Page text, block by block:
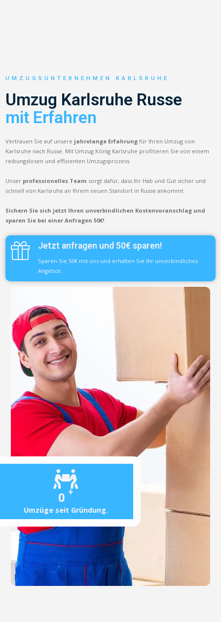
0 +
Umzüge seit Gründung.
UMZUGSUNTERNEHMEN KARLSRUHE
Umzug Karlsruhe Russe
mit Erfahren
Vertrauen Sie auf unsere jahrelange Erfahrung für Ihren Umzug von
Karlsruhe nach Russe. Mit Umzug König Karlsruhe profitieren Sie von einem
reibungslosen und effizienten Umzugsprozess.
Unser professionelles Team sorgt dafür, dass Ihr Hab und Gut sicher und
schnell von Karlsruhe an Ihrem neuen Standort in Russe ankommt.
Sichern Sie sich jetzt Ihren unverbindlichen Kostenvoranschlag und
sparen Sie bei einer Anfragen 50€!
Jetzt anfragen und 50€ sparen!
Sparen Sie 50€ mit uns und erhalten Sie Ihr unverbindliches
Angebot.